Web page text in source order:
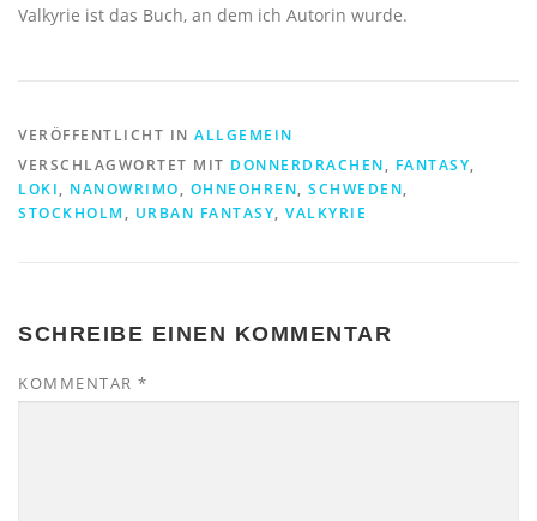
Valkyrie ist das Buch, an dem ich Autorin wurde.
VERÖFFENTLICHT IN ALLGEMEIN
VERSCHLAGWORTET MIT DONNERDRACHEN, FANTASY,
LOKI, NANOWRIMO, OHNEOHREN, SCHWEDEN,
STOCKHOLM , URBAN FANTASY, VALKYRIE
SCHREIBE EINEN KOMMENTAR
KOMMENTAR *